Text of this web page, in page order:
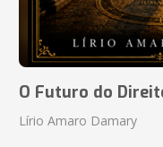
O Futuro do
Lírio Amaro Damary